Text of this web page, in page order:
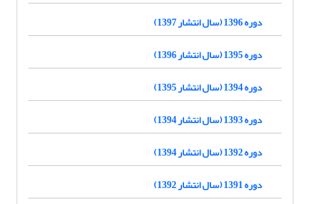
دوره 1396 (سال انتشار 1397)
دوره 1395 (سال انتشار 1396)
دوره 1394 (سال انتشار 1395)
دوره 1393 (سال انتشار 1394)
دوره 1392 (سال انتشار 1394)
دوره 1391 (سال انتشار 1392)